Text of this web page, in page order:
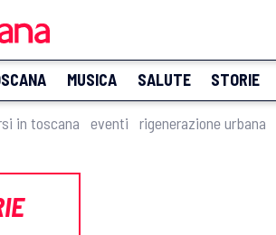
MUSICA SALUTE STORIE
in toscana eventi rigenerazione urbana